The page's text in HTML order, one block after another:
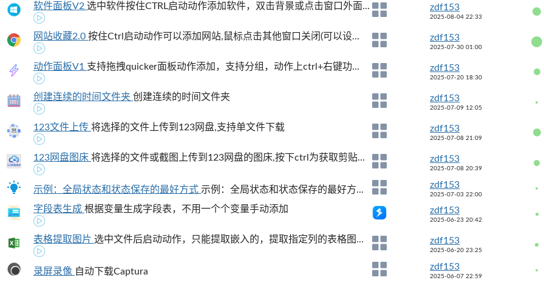
软件面板V2 选中软件按住CTRL启动动作添加软件，双击背景或点击窗口外面... zdf153
2025-08-04 22:33
网站收藏2.0 按住Ctrl启动动作可以添加网站,鼠标点击其他窗口关闭(可以设... zdf153
2025-07-30 01:00
动作面板V1 支持拖拽quicker面板动作添加，支持分组，动作上ctrl+右键功... zdf153
2025-07-20 18:30
创建连续的时间文件夹 创建连续的时间文件夹 zdf153
2025-07-09 12:05
123文件上传 将选择的文件上传到123网盘,支持单文件下载 zdf153
2025-07-08 21:09
123网盘图床 将选择的文件或截图上传到123网盘的图床,按下ctrl为获取剪贴... zdf153
2025-07-08 20:39
示例：全局状态和状态保存的最好方式 示例：全局状态和状态保存的最好方... zdf153
2025-07-03 22:00
字段表生成 根据变量生成字段表，不用一个个变量手动添加 zdf153
2025-06-23 20:42
表格提取图片 选中文件后启动动作，只能提取嵌入的，提取指定列的表格图... zdf153
2025-06-20 23:25
录屏录像 自动下载Captura zdf153
2025-06-07 22:59